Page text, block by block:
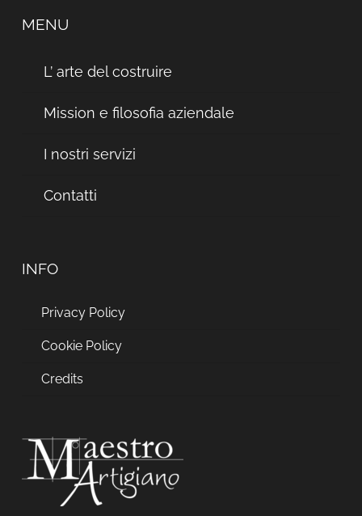
MENU
L’ arte del costruire
Mission e filosofia aziendale
I nostri servizi
Contatti
INFO
Privacy Policy
Cookie Policy
Credits